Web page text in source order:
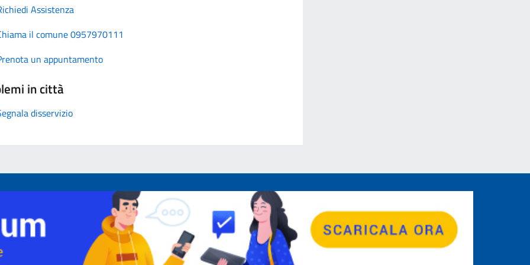
Assistenza
il comune 0957970111
un appuntamento
in città
disservizio